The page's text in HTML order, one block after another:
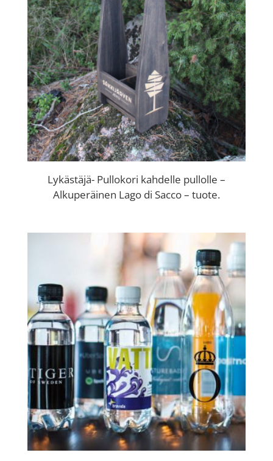
Lykästäjä- Pullokori kahdelle pullolle –
Alkuperäinen Lago di Sacco – tuote.